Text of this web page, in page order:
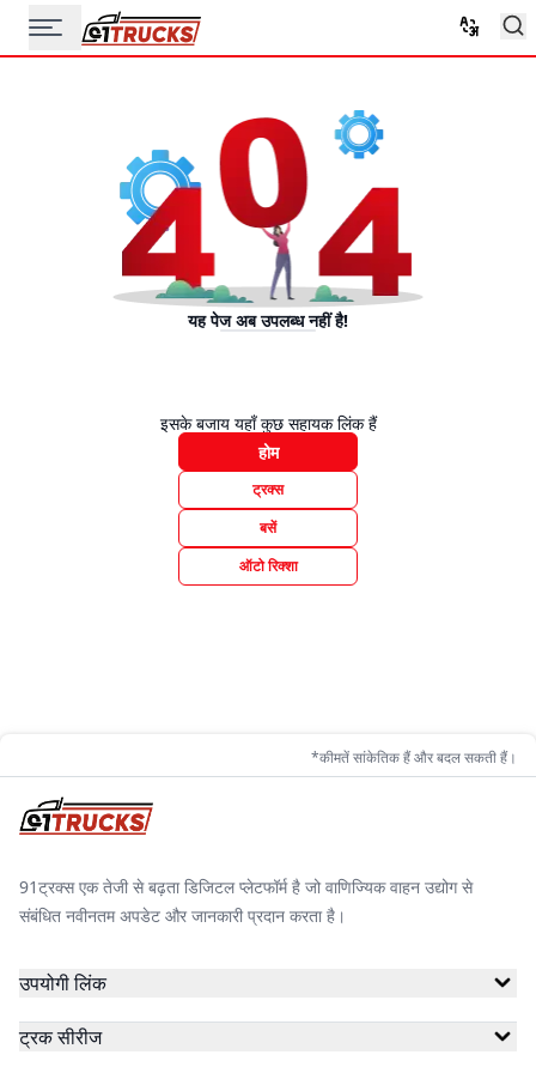
यह पेज अब उपलब्ध नहीं है!
इसके बजाय यहाँ कुछ सहायक लिंक हैं
होम
ट्रक्स
बसें
ऑटो रिक्शा
*कीमतें सांकेतिक हैं और बदल सकती हैं।
91ट्रक्स एक तेजी से बढ़ता डिजिटल प्लेटफॉर्म है जो वाणिज्यिक वाहन उद्योग से
संबंधित नवीनतम अपडेट और जानकारी प्रदान करता है।
उपयोगी लिंक
ट्रक सीरीज